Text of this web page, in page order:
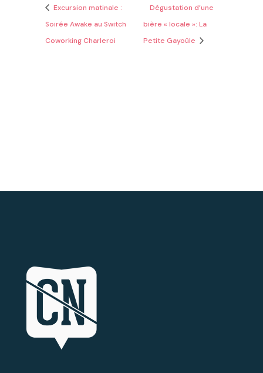
Excursion matinale :
Soirée Awake au Switch
Coworking Charleroi
Dégustation d’une
bière « locale »: La
Petite Gayoûle